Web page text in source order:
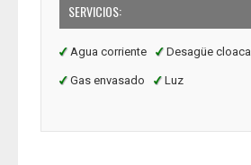
SERVICIOS:
Agua corriente Desagüe cloacal
Gas envasado Luz